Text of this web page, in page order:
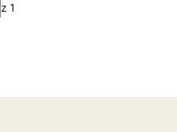
z 1